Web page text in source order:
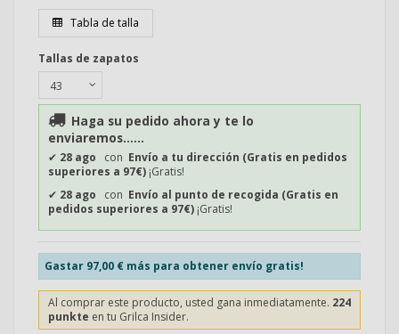
Tabla de talla
Tallas de zapatos
Haga su pedido ahora y te lo
enviaremos......
✔ 28 ago con Envío a tu dirección (Gratis en pedidos
superiores a 97€) ¡Gratis!
✔ 28 ago con Envío al punto de recogida (Gratis en
pedidos superiores a 97€) ¡Gratis!
Gastar 97,00 € más para obtener envío gratis!
Al comprar este producto, usted gana inmediatamente. 224
punkte en tu Grilca Insider.